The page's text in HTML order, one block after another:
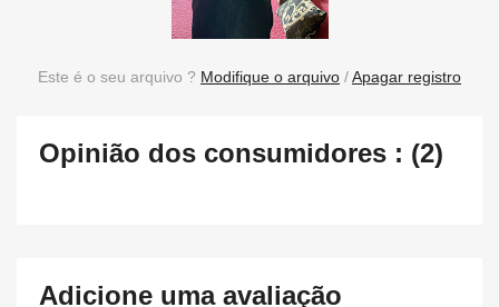
Este é o seu arquivo ? Modifique o arquivo /Apagar registro
Opinião dos consumidores : (2)
Adicione uma avaliação